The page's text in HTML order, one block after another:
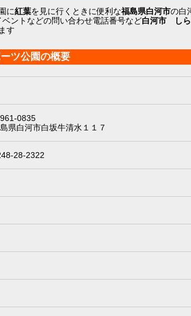
に紅葉を見に行くときに便利な福島県白河市の白
ントなどの問い合わせ電話番号など白河市 しら
す
ツ公園の概要
0835
県白河市白坂牛清水１１７
28-2322